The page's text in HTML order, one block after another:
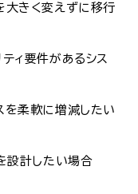
大きく変えずに移行
ィ要件があるシス
を柔軟に増減したい
設計したい場合